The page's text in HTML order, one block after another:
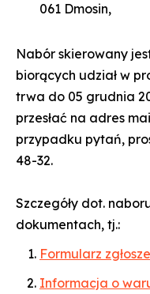
061 Dmosin,
Nabór skierowany
biorących udział w
trwa do 05 grudnia
przesłać na adres
przypadku pytań,
48-32.
Szczegóły dot.
dokumentach, tj.:
Formularz
Informacja o